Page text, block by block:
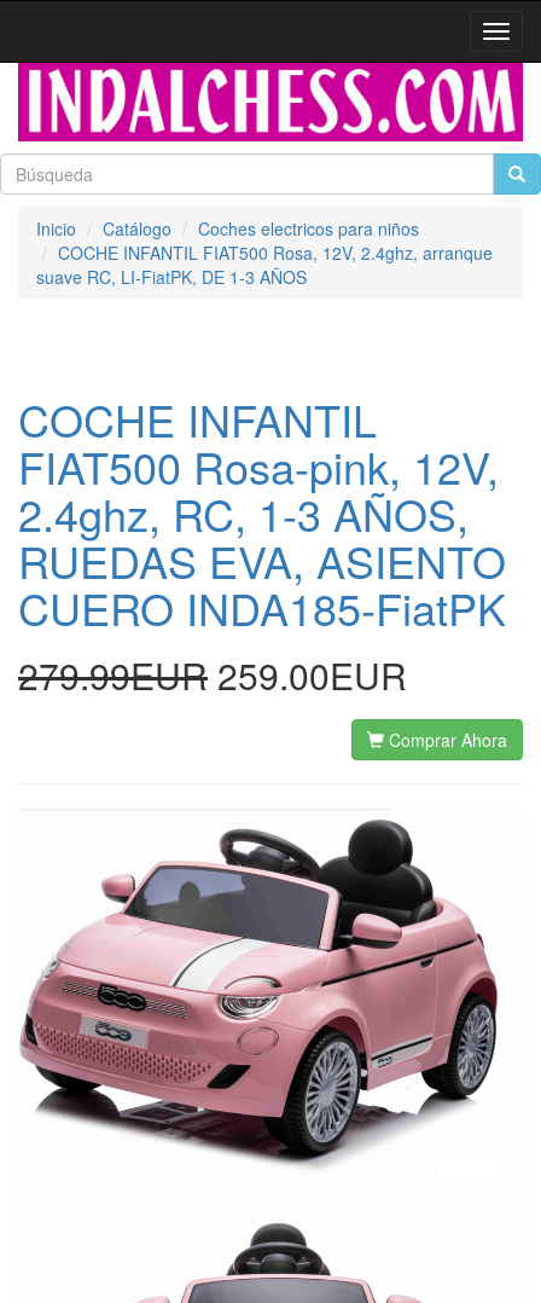
Inicio Catálogo
Coches electricos para niños
COCHE INFANTIL FIAT500 Rosa, 12V, 2.4ghz, arranque
suave RC, LI-FiatPK, DE 1-3 AÑOS
COCHE INFANTIL
FIAT500 Rosa-pink, 12V,
2.4ghz, RC, 1-3 AÑOS,
RUEDAS EVA, ASIENTO
CUERO INDA185-FiatPK
279.99EUR 259.00EUR
Comprar Ahora